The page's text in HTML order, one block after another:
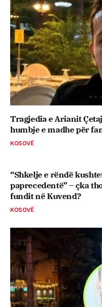
Tragjedia e Arianit
humbje e madhe për
KOSOVË
“Shkelje e rëndë
paprecedentë” – çka
fundit në Kuvend?
KOSOVË